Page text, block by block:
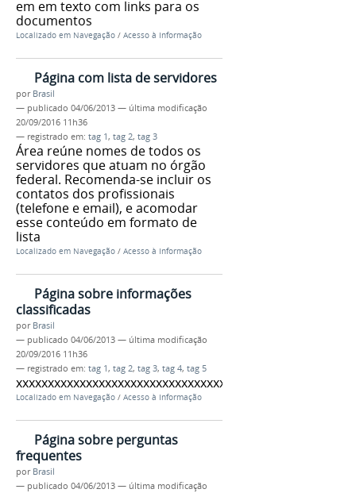
em em texto com links para os
documentos
Localizado em Navegação / Acesso à Informação
Página com lista de servidores
por Brasil
— publicado 04/06/2013 — última modificação
20/09/2016 11h36
— registrado em: tag 1, tag 2, tag 3
Área reúne nomes de todos os
servidores que atuam no órgão
federal. Recomenda-se incluir os
contatos dos profissionais
(telefone e email), e acomodar
esse conteúdo em formato de
lista
Localizado em Navegação / Acesso à Informação
Página sobre informações
classificadas
por Brasil
— publicado 04/06/2013 — última modificação
20/09/2016 11h36
— registrado em: tag 1, tag 2, tag 3, tag 4, tag 5
xxxxxxxxxxxxxxxxxxxxxxxxxxxxxxxxxxxx
Localizado em Navegação / Acesso à Informação
Página sobre perguntas
frequentes
por Brasil
— publicado 04/06/2013 — última modificação